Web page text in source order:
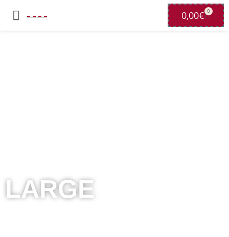
0,00€ 0
LARGE